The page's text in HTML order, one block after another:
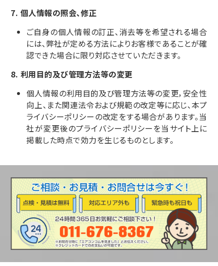
個人情報の照会、修正
ご自身の個人情報の訂正、消去等を希望される場合
には、弊社が定める方法によりお客様であることが確
認できた場合に限り対応させていただきます。
利用目的及び管理方法等の変更
個人情報の利用目的及び管理方法等の変更，安全性
向上、また関連法令および規範の改定等に応じ、本プ
ライバシーポリシーの改定をする場合があります。当
社が変更後のプライバシーポリシーを当サイト上に
掲載した時点で効力を生じるものとします。